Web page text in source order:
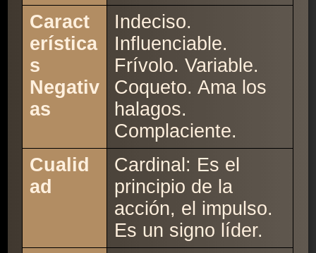
Caract
erística
s
Negativ
as
Indeciso.
Influenciable.
Frívolo. Variable.
Coqueto. Ama los
halagos.
Complaciente.
Cualid
ad
Cardinal: Es el
principio de la
acción, el impulso.
Es un signo líder.